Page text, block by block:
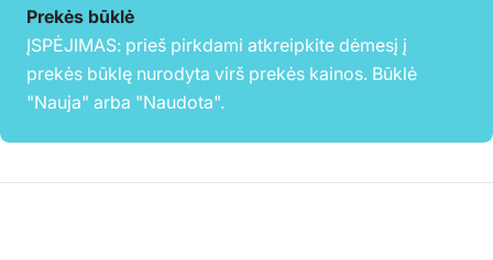
Prekės būklė
ĮSPĖJIMAS: prieš pirkdami atkreipkite dėmesį į
prekės būklę nurodyta virš prekės kainos. Būklė
"Nauja" arba "Naudota".